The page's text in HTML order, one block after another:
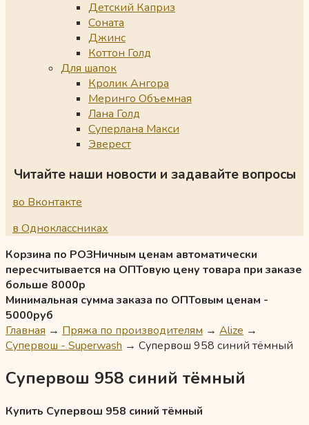
Детский Каприз
Соната
Джинс
Коттон Голд
Для шапок
Кролик Ангора
Меринго Объемная
Лана Голд
Суперлана Макси
Эверест
Читайте наши новости и задавайте вопросы
во Вконтакте
в Одноклассниках
Корзина по РОЗНичным ценам автоматически
пересчитывается на ОПТовую цену товара при заказе
больше 8000р
Минимальная сумма заказа по ОПТовым ценам -
5000руб
Главная → Пряжа по производителям → Alize →
Супервош - Superwash → Супервош 958 синий тёмный
Супервош 958 синий тёмный
Купить Супервош 958 синий тёмный